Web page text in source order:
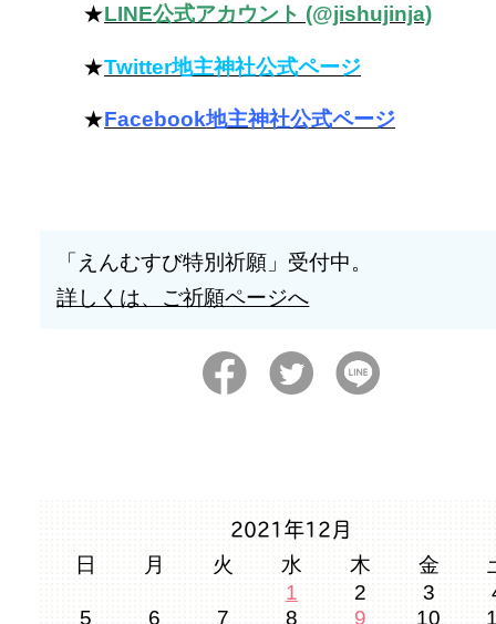
★LINE公式アカウント (@jishujinja)
★Twitter地主神社公式ページ
★Facebook地主神社公式ページ
「えんむすび特別祈願」受付中。
詳しくは、ご祈願ページへ
2021年12月
日 月 火 水 木 金
1
2 3
5
6 7 8 9 10